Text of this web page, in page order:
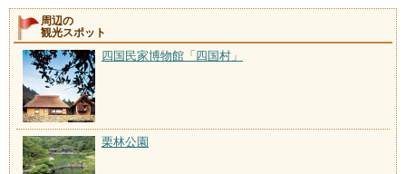
周辺の
観光スポット
四国民家博物館「四国村」
栗林公園